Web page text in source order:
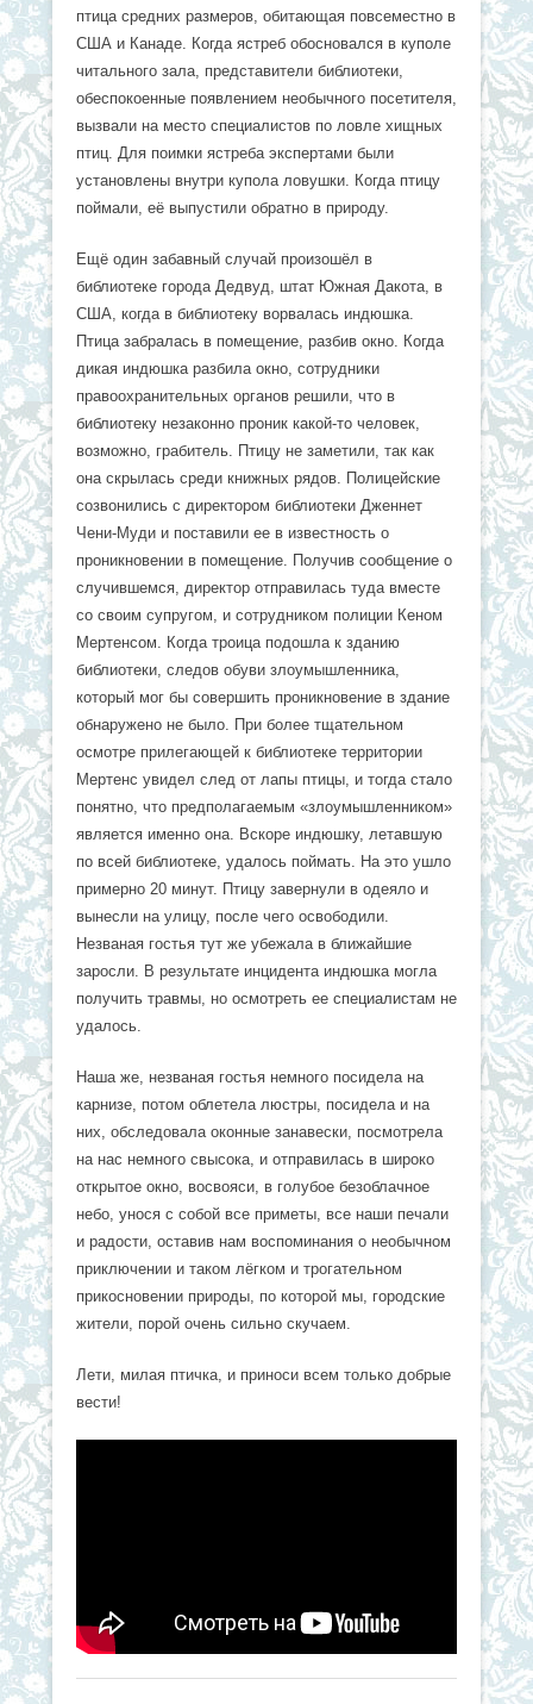
птица средних размеров, обитающая повсеместно в
США и Канаде. Когда ястреб обосновался в куполе
читального зала, представители библиотеки,
обеспокоенные появлением необычного посетителя,
вызвали на место специалистов по ловле хищных
птиц. Для поимки ястреба экспертами были
установлены внутри купола ловушки. Когда птицу
поймали, её выпустили обратно в природу.
Ещё один забавный случай произошёл в
библиотеке города Дедвуд, штат Южная Дакота, в
США, когда в библиотеку ворвалась индюшка.
Птица забралась в помещение, разбив окно. Когда
дикая индюшка разбила окно, сотрудники
правоохранительных органов решили, что в
библиотеку незаконно проник какой-то человек,
возможно, грабитель. Птицу не заметили, так как
она скрылась среди книжных рядов. Полицейские
созвонились с директором библиотеки Дженнет
Чени-Муди и поставили ее в известность о
проникновении в помещение. Получив сообщение о
случившемся, директор отправилась туда вместе
со своим супругом, и сотрудником полиции Кеном
Мертенсом. Когда троица подошла к зданию
библиотеки, следов обуви злоумышленника,
который мог бы совершить проникновение в здание
обнаружено не было. При более тщательном
осмотре прилегающей к библиотеке территории
Мертенс увидел след от лапы птицы, и тогда стало
понятно, что предполагаемым «злоумышленником»
является именно она. Вскоре индюшку, летавшую
по всей библиотеке, удалось поймать. На это ушло
примерно 20 минут. Птицу завернули в одеяло и
вынесли на улицу, после чего освободили.
Незваная гостья тут же убежала в ближайшие
заросли. В результате инцидента индюшка могла
получить травмы, но осмотреть ее специалистам не
удалось.
Наша же, незваная гостья немного посидела на
карнизе, потом облетела люстры, посидела и на
них, обследовала оконные занавески, посмотрела
на нас немного свысока, и отправилась в широко
открытое окно, восвояси, в голубое безоблачное
небо, унося с собой все приметы, все наши печали
и радости, оставив нам воспоминания о необычном
приключении и таком лёгком и трогательном
прикосновении природы, по которой мы, городские
жители, порой очень сильно скучаем.
Лети, милая птичка, и приноси всем только добрые
вести!